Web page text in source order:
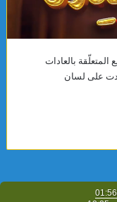
بالعادات
على لسان